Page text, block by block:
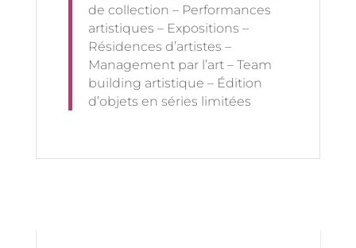
de collection – Performances
artistiques – Expositions –
Résidences d’artistes –
Management par l’art – Team
building artistique – Édition
d’objets en séries limitées